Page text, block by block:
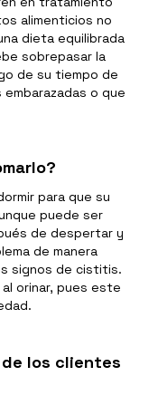
alimenticios no
dieta equilibrada
sobrepasar la
de su tiempo de
o que
para que su
puede ser
de despertar y
de manera
signos de cistitis.
orinar, pues este
los clientes